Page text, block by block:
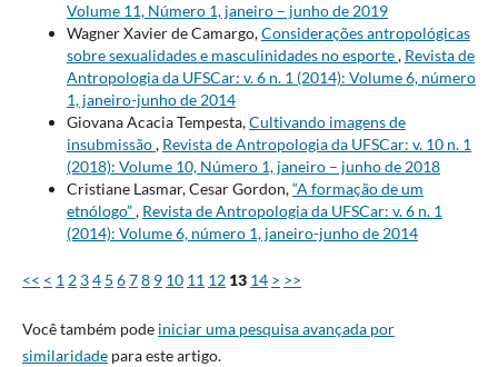
Volume 11, Número 1, janeiro – junho de 2019
Wagner Xavier de Camargo,Considerações antropológicas
sobre sexualidades e masculinidades no esporte, Revista de
Antropologia da UFSCar: v. 6 n. 1 (2014): Volume 6, número
1, janeiro-junho de 2014
Giovana Acacia Tempesta,Cultivando imagens de
insubmissão, Revista de Antropologia da UFSCar: v. 10 n. 1
(2018): Volume 10, Número 1, janeiro – junho de 2018
Cristiane Lasmar, Cesar Gordon,“A formação de um
etnólogo”, Revista de Antropologia da UFSCar: v. 6 n. 1
(2014): Volume 6, número 1, janeiro-junho de 2014
<< < 1 2 34 5 678 9 10 11 12 13 14 > >>
Você também pode iniciar uma pesquisa avançada por
similaridadepara este artigo.